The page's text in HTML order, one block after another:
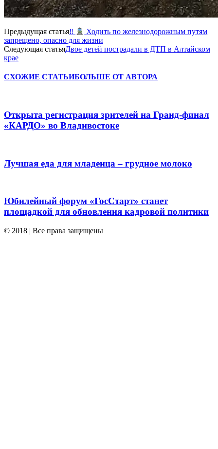
Предыдущая статья‼
Ходить по железнодорожным путям
запрещено, опасно для жизни
Следующая статьяДвое детей пострадали в ДТП в Алтайском
крае
СХОЖИЕ СТАТЬИБОЛЬШЕ ОТ АВТОРА
Открыта регистрация зрителей на Гранд-финал
«КАРДО» во Владивостоке
Лучшая еда для младенца – грудное молоко
Юбилейный форум «ГосСтарт» станет
площадкой для обновления кадровой политики
© 2018 | Все права защищены